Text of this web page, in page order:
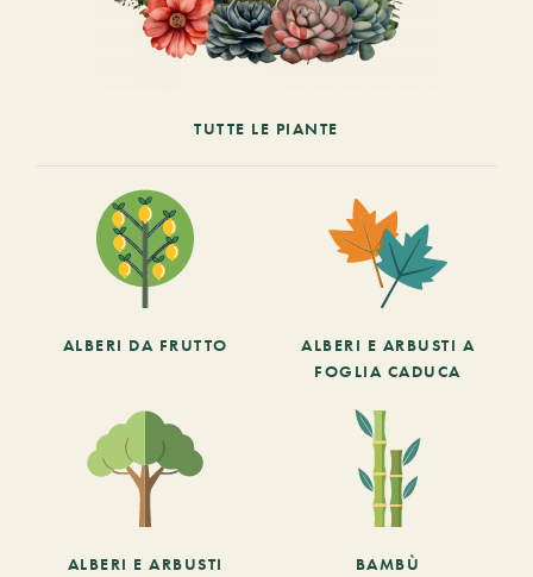
TUTTE LE PIANTE
ALBERI DA FRUTTO
ALBERI E ARBUSTI A
FOGLIA CADUCA
ALBERI E ARBUSTI
BAMBÙ